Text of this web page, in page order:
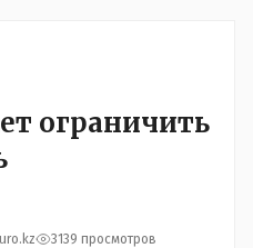
ограничить
3139 просмотров